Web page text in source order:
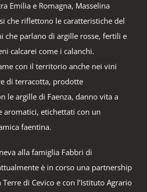
Emilia e Romagna, Masselina
che riflettono le caratteristiche del
che parlano di argille rosse, fertili e
calcarei come i calanchi.
con il territorio anche nei vini
di terracotta, prodotte
le argille di Faenza, danno vita a
aromatici, etichettati con un
faentina.
alla famiglia Fabbri di
è in corso una partnership
di Cevico e con l’Istituto Agrario